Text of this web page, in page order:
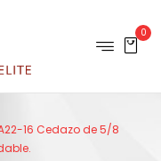
0
16 Cedazo de 5/8